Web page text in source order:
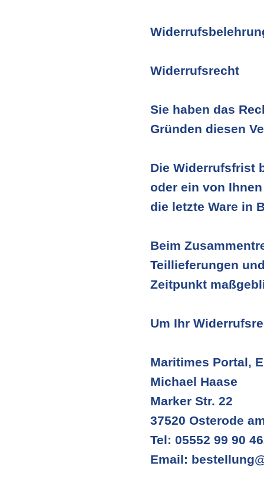
Widerrufsrecht
Sie haben das
Gründen diesen
Die Widerrufsfrist
oder ein von
die letzte Ware in
Beim
Teillieferungen
Zeitpunkt
Um Ihr
Maritimes Portal,
Michael Haase
Marker Str. 22
37520 Osterode
Tel: 05552 99 90
Email: